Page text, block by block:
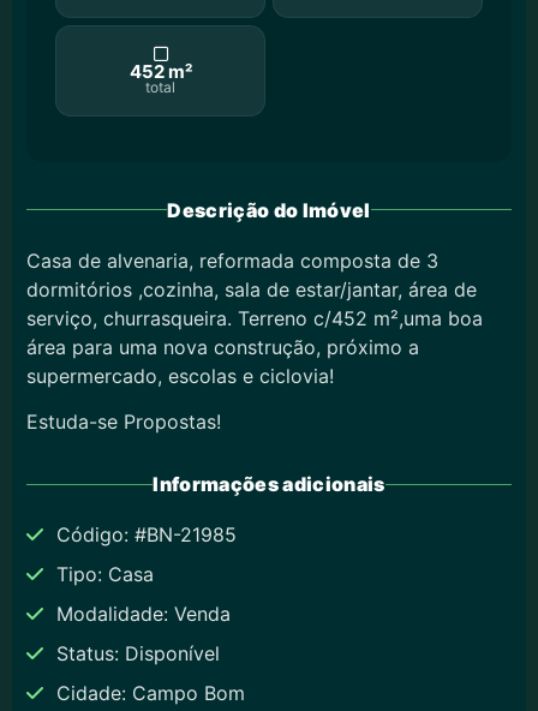
452 m²
total
Descrição do Imóvel
Casa de alvenaria, reformada composta de 3
dormitórios ,cozinha, sala de estar/jantar, área de
serviço, churrasqueira. Terreno c/452 m²,uma boa
área para uma nova construção, próximo a
supermercado, escolas e ciclovia!
Estuda-se Propostas!
Informações adicionais
Código: #BN-21985
Tipo: Casa
Modalidade: Venda
Status: Disponível
Cidade: Campo Bom